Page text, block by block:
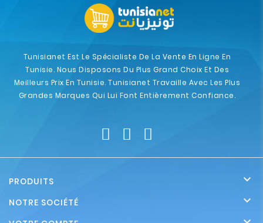
Tunisianet Est Le Spécialiste De La Vente En Ligne En
Tunisie. Nous Disposons Du Plus Grand Choix Et Des
Meilleurs Prix En Tunisie. Tunisianet Travaille Avec Les Plus
Grandes Marques Qui Lui Font Entièrement Confiance.
PRODUITS 
NOTRE SOCIÉTÉ 